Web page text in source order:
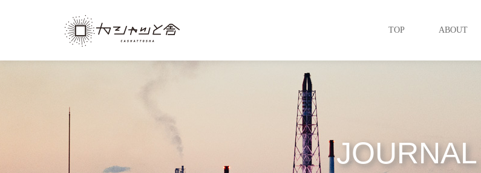
TOP ABOUT
JOURNAL